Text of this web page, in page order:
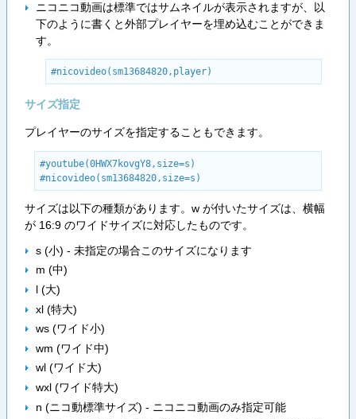
ニコニコ動画は標準ではサムネイルが表示されますが、以
下のように書くと外部プレイヤーを埋め込むことができま
す。
#nicovideo(sm13684820,player)
サイズ指定
プレイヤーのサイズを指定することもできます。
#youtube(0HWX7kovgY8,size=s)
#nicovideo(sm13684820,size=s)
サイズは以下の種類があります。w が付いたサイズは、横幅
が 16:9 のワイドサイズに対応したものです。
s (小) - 未指定の場合このサイズになります
m (中)
l (大)
xl (特大)
ws (ワイド小)
wm (ワイド中)
wl (ワイド大)
wxl (ワイド特大)
n (ニコ動標準サイズ) - ニコニコ動画のみ指定可能